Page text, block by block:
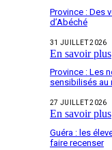
Province : Des
d’Abéché
31 JUILLET 2026
En savoir plus
Province : Les
sensibilisés au
27 JUILLET 2026
En savoir plus
Guéra : les
faire recenser